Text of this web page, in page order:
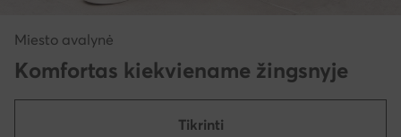
Miesto avalynė
Komfortas kiekviename žingsnyje
Tikrinti